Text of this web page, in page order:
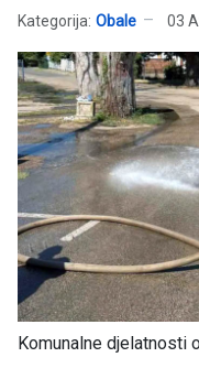
Kategorija: Obale 03
Komunalne djelatnosti